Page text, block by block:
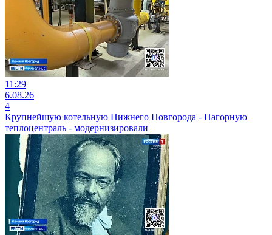
11:29
6.08.26
4
Крупнейшую котельную Нижнего Новгорода - Нагорную
теплоцентраль - модернизировали